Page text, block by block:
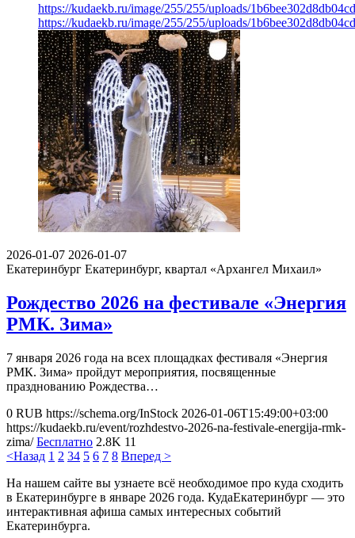
https://kudaekb.ru/image/255/255/uploads/
https://kudaekb.ru/image/255/255/uploads/
2026-01-07 2026-01-07
Екатеринбург Екатеринбург, квартал «Архангел Михаил»
Рождество 2026 на фестивале «Энергия
РМК. Зима»
7 января 2026 года на всех площадках фестиваля «Энергия
РМК. Зима» пройдут мероприятия, посвященные
празднованию Рождества…
0 RUB https://schema.org/InStock 2026-01-06T15:49:00+03:00
https://kudaekb.ru/event/rozhdestvo-2026-na-festivale-energija-rmk-
zima/ Бесплатно 2.8K 11
<Назад 1 2 34 5 6 7 8 Вперед >
На нашем сайте вы узнаете всё необходимое про куда сходить
в Екатеринбурге в январе 2026 года. КудаЕкатеринбург — это
интерактивная афиша самых интересных событий
Екатеринбурга.